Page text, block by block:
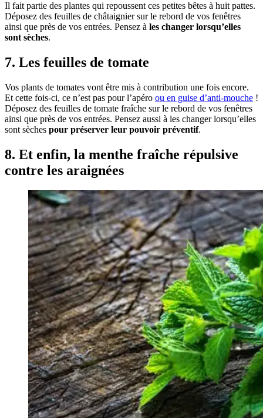
Il fait partie des plantes qui repoussent ces petites bêtes à huit pattes.
Déposez des feuilles de châtaignier sur le rebord de vos fenêtres
ainsi que près de vos entrées. Pensez à les changer lorsqu’elles
sont sèches.
7. Les feuilles de tomate
Vos plants de tomates vont être mis à contribution une fois encore.
Et cette fois-ci, ce n’est pas pour l’apéro ou en guise d’anti-mouche !
Déposez des feuilles de tomate fraîche sur le rebord de vos fenêtres
ainsi que près de vos entrées. Pensez aussi à les changer lorsqu’elles
sont sèches pour préserver leur pouvoir préventif.
8. Et enfin, la menthe fraîche répulsive
contre les araignées